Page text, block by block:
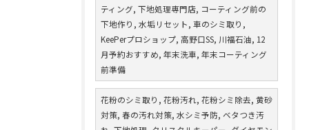
ティング, 下地処理専門店, コーティング前の
下地作り, 水垢リセット, 車のシミ取り,
KeePerプロショップ, 高野口SS, 川福石油, 12
月予約おすすめ, 年末洗車, 年末コーティング
前準備
花粉のシミ取り, 花粉汚れ, 花粉シミ除去, 黄砂
対策, 春の汚れ対策, 水シミ予防, ベタつき汚